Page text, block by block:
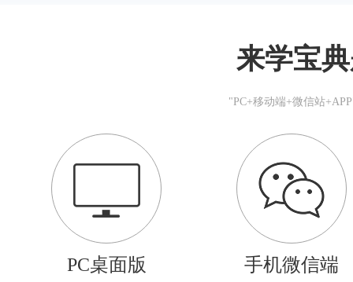
来学宝
"PC+移动端+微信站
PC桌面版 手机微信端